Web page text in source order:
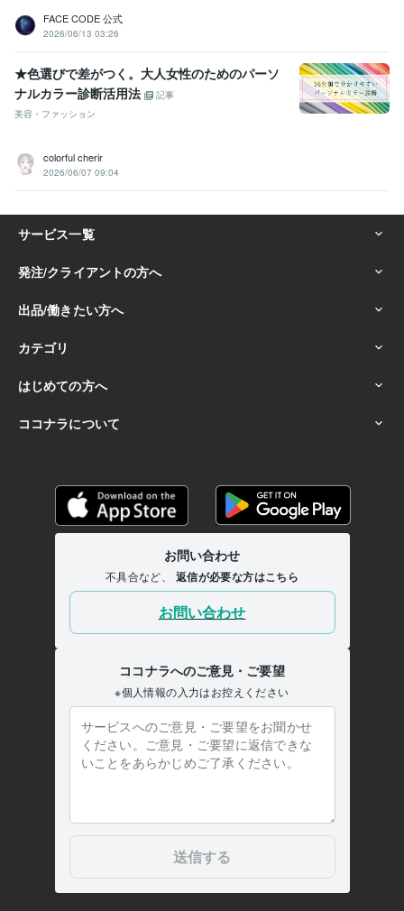
FACE CODE 公式
2026/06/13 03:26
★色選びで差がつく。大人女性のためのパーソ
ナルカラー診断活用法
記事
美容・ファッション
colorful cherir
2026/06/07 09:04